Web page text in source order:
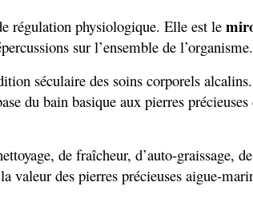
régulation physiologique. Elle est le
sur l’ensemble de l’organisme.
séculaire des soins corporels
du bain basique aux pierres
de fraîcheur, d’auto-graissage,
valeur des pierres précieuses aigue-